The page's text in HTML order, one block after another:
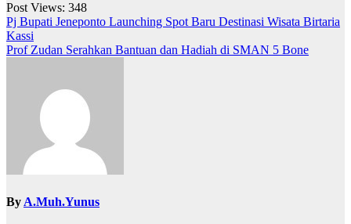
Post Views: 348
Navigasi
pos
Pj Bupati Jeneponto Launching Spot Baru Destinasi Wisata Birtaria
Kassi
Prof Zudan Serahkan Bantuan dan Hadiah di SMAN 5 Bone
By A.Muh.Yunus